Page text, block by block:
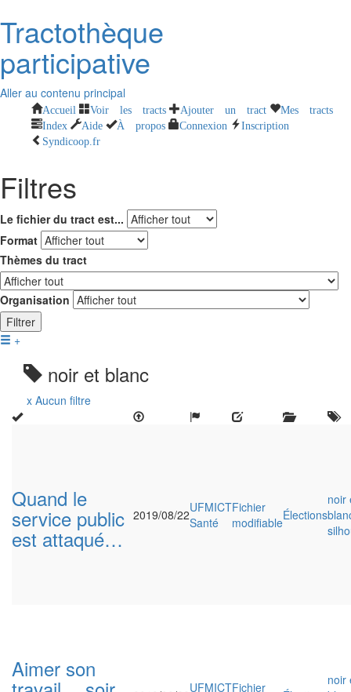
Tractothèque
participative
Aller au contenu principal
Accueil Voir les tracts Ajouter un tract
Mes tracts
Index
Aide À propos Connexion
Inscription
Syndicoop.fr
Filtres
Le fichier du tract est...
Format
Thèmes du tract
Organisation
Filtrer
+
noir et blanc
x Aucun filtre
Quand le
service public
est attaqué…
2019/08/22UFMICT
Santé
Fichier
modifiableÉlections
noir
Aimer son
UFMICTFichier
noir